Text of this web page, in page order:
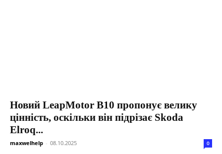
Новий LeapMotor B10 пропонує велику
цінність, оскільки він підрізає Skoda
Elroq...
maxwelhelp - 08.10.2025 0